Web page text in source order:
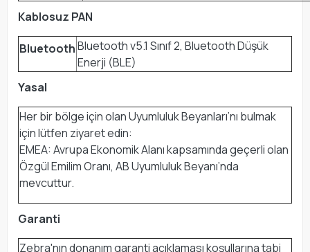
Kablosuz PAN
BluetoothBluetooth v5.1 Sınıf 2, Bluetooth Düşük
Enerji (BLE)
Yasal
Her bir bölge için olan Uyumluluk Beyanları’nı bulmak
için lütfen ziyaret edin:
EMEA: Avrupa Ekonomik Alanı kapsamında geçerli olan
Özgül Emilim Oranı, AB Uyumluluk Beyanı’nda
mevcuttur.
Garanti
Zebra'nın donanım garanti açıklaması koşullarına tabi